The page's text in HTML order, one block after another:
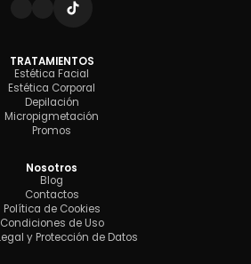
TRATAMIENTOS
Estética Facial
Estética Corporal
Depilación
Micropigmetación
Promos
Nosotros
Blog
Contactos
Política de Cookies
Condiciones de Uso
y Protección de Datos